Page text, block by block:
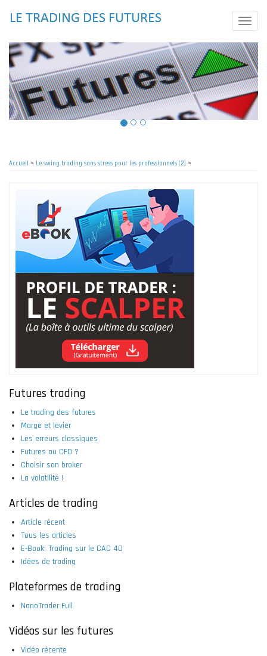
principal
Toggle
Accueil > Le swing trading sans stress pour les professionnels (2) >
Futures trading
Le trading des futures
Marge et levier
Les erreurs classiques
Futures ou CFD ?
Choisir son broker
La volatilité !
Articles de trading
Article récent
Tous les articles
E-Book: Trading sur le CAC 40
Idées de trading
Plateformes de trading
NanoTrader Full
Vidéos sur les futures
Vidéo récente